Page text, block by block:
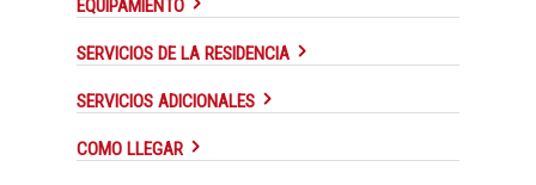
EQUIPAMIENTO
SERVICIOS DE LA RESIDENCIA
SERVICIOS ADICIONALES
COMO LLEGAR